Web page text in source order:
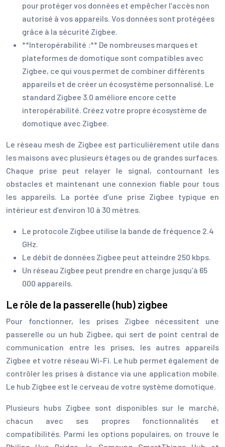
pour protéger vos données et empêcher l’accès non
autorisé à vos appareils. Vos données sont protégées
grâce à la sécurité Zigbee.
**Interopérabilité :** De nombreuses marques et
plateformes de domotique sont compatibles avec
Zigbee, ce qui vous permet de combiner différents
appareils et de créer un écosystème personnalisé. Le
standard Zigbee 3.0 améliore encore cette
interopérabilité. Créez votre propre écosystème de
domotique avec Zigbee.
Le réseau mesh de Zigbee est particulièrement utile dans
les maisons avec plusieurs étages ou de grandes surfaces.
Chaque prise peut relayer le signal, contournant les
obstacles et maintenant une connexion fiable pour tous
les appareils. La portée d’une prise Zigbee typique en
intérieur est d’environ 10 à 30 mètres.
Le protocole Zigbee utilise la bande de fréquence 2.4
GHz.
Le débit de données Zigbee peut atteindre 250 kbps.
Un réseau Zigbee peut prendre en charge jusqu’à 65
000 appareils.
Le rôle de la passerelle (hub) zigbee
Pour fonctionner, les prises Zigbee nécessitent une
passerelle ou un hub Zigbee, qui sert de point central de
communication entre les prises, les autres appareils
Zigbee et votre réseau Wi-Fi. Le hub permet également de
contrôler les prises à distance via une application mobile.
Le hub Zigbee est le cerveau de votre système domotique.
Plusieurs hubs Zigbee sont disponibles sur le marché,
chacun avec ses propres fonctionnalités et
compatibilités. Parmi les options populaires, on trouve le